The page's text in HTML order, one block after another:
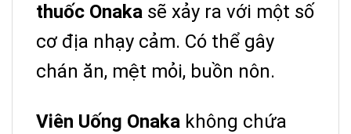
thuốc Onaka sẽ xảy ra với một số
cơ địa nhạy cảm. Có thể gây
chán ăn, mệt mỏi, buồn nôn.
Viên Uống Onaka không chứa